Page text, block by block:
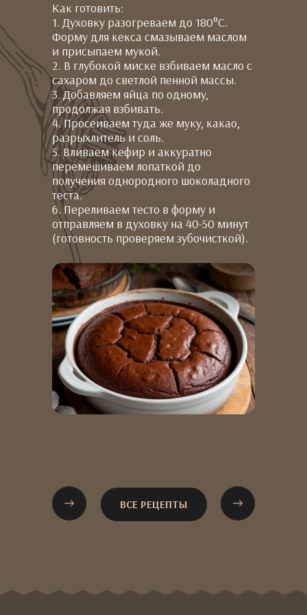
Как готовить:
1. Духовку разогреваем до 180°C.
Форму для кекса смазываем маслом
и присыпаем мукой.
2. В глубокой миске взбиваем масло с
сахаром до светлой пенной массы.
3. Добавляем яйца по одному,
продолжая взбивать.
4. Просеиваем туда же муку, какао,
разрыхлитель и соль.
5. Вливаем кефир и аккуратно
перемешиваем лопаткой до
получения однородного шоколадного
теста.
6. Переливаем тесто в форму и
отправляем в духовку на 40-50 минут
(готовность проверяем зубочисткой).
ВСЕ РЕЦЕПТЫ